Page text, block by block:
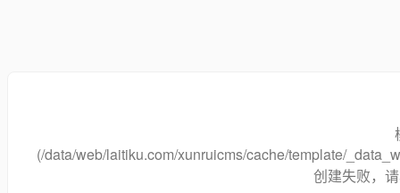
(/data/web/laitiku.com/xunruicms/cache/template/
创建失败，